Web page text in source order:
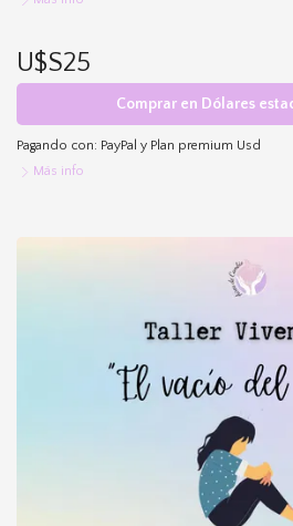
U$S25
Comprar en Dólares
Pagando con: PayPal y Plan premium Usd
Más info